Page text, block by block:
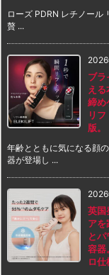
ローズ PDRN レチノール
贅 ...
ブラ
え
締め
リ
版。
年齢とともに気になる顔
器が登場し ...
英国
アを
と
容器
ロ仕